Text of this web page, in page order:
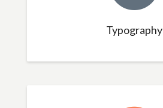
Typography